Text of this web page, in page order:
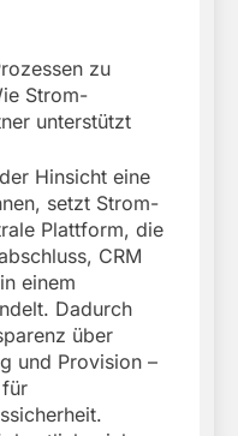
zu
Strom-
unterstützt
Hinsicht eine
setzt Strom-
Plattform, die
CRM
einem
Dadurch
über
und Provision –